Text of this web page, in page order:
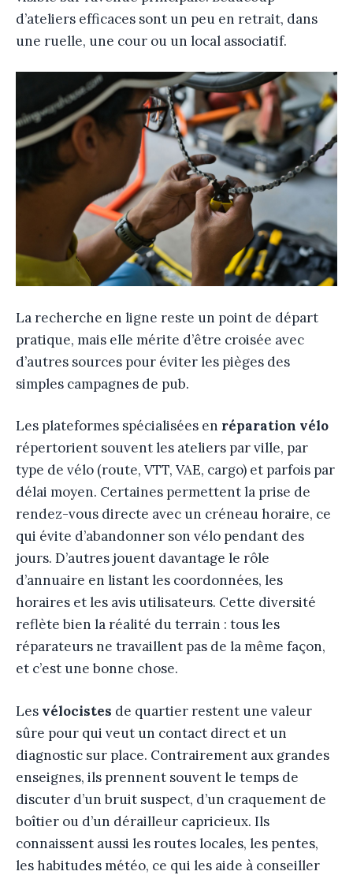
d’ateliers efficaces sont un peu en retrait, dans
une ruelle, une cour ou un local associatif.
La recherche en ligne reste un point de départ
pratique, mais elle mérite d’être croisée avec
d’autres sources pour éviter les pièges des
simples campagnes de pub.
Les plateformes spécialisées en réparation vélo
répertorient souvent les ateliers par ville, par
type de vélo (route, VTT, VAE, cargo) et parfois par
délai moyen. Certaines permettent la prise de
rendez-vous directe avec un créneau horaire, ce
qui évite d’abandonner son vélo pendant des
jours. D’autres jouent davantage le rôle
d’annuaire en listant les coordonnées, les
horaires et les avis utilisateurs. Cette diversité
reflète bien la réalité du terrain : tous les
réparateurs ne travaillent pas de la même façon,
et c’est une bonne chose.
Les vélocistes de quartier restent une valeur
sûre pour qui veut un contact direct et un
diagnostic sur place. Contrairement aux grandes
enseignes, ils prennent souvent le temps de
discuter d’un bruit suspect, d’un craquement de
boîtier ou d’un dérailleur capricieux. Ils
connaissent aussi les routes locales, les pentes,
les habitudes météo, ce qui les aide à conseiller